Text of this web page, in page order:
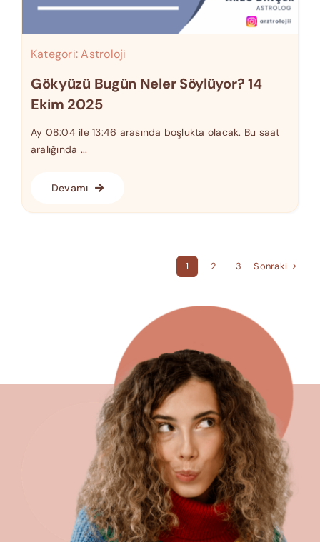
Kategori:Astroloji
Gökyüzü Bugün Neler Söylüyor? 14
Ekim 2025
Ay 08:04 ile 13:46 arasında boşlukta olacak. Bu saat
aralığında ...
Devamı
1 2 3 Sonraki